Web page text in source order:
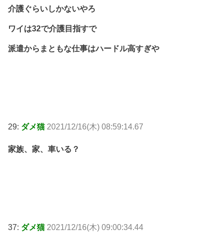
介護ぐらいしかないやろ
ワイは32で介護目指すで
派遣からまともな仕事はハードル高すぎや
29: ダメ猫 2021/12/16(木) 08:59:14.67
家族、家、車いる？
37: ダメ猫 2021/12/16(木) 09:00:34.44